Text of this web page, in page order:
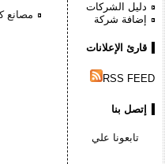
مصانع
دليل الشركات
إضافة شركة
قارئ الإعلانات
RSS FEED
إتصل بنا
تابعونا علي